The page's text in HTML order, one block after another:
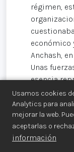
Usamos cookies
Analytics para
mejorar la web.
aceptarlas o
información
régimen,
económico
Anchash,
Unas
esencia
defensa
Así mismo
(CVR)